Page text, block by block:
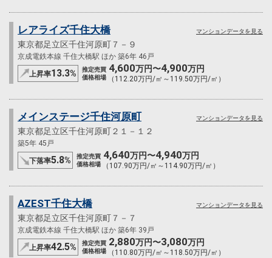
レアライズ千住大橋
東京都足立区千住河原町７－９
京成電鉄本線 千住大橋駅 ほか 築6年 46戸
上昇率13.3%
推定売買
価格相場
4,600万円〜4,900万円
（112.20万円/㎡～119.50万円/㎡）
マンションデータを見る
メインステージ千住河原町
東京都足立区千住河原町２１－１２
築5年 45戸
下落率5.8%
推定売買
価格相場
4,640万円〜4,940万円
（107.90万円/㎡～114.90万円/㎡）
マンションデータを見る
AZEST千住大橋
東京都足立区千住河原町７－７
京成電鉄本線 千住大橋駅 ほか 築6年 39戸
上昇率42.5%
推定売買
価格相場
2,880万円〜3,080万円
（110.80万円/㎡～118.50万円/㎡）
マンションデータを見る